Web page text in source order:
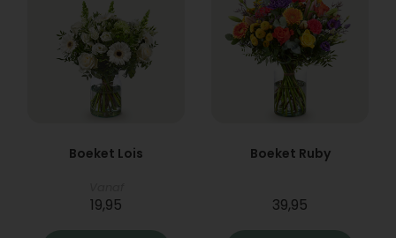
Boeket Lois
19,95
Boeket Ruby
39,95